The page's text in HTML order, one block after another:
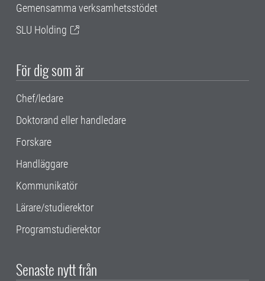
Gemensamma verksamhetsstödet
SLU Holding
För dig som är
Chef/ledare
Doktorand eller handledare
Forskare
Handläggare
Kommunikatör
Lärare/studierektor
Programstudierektor
Senaste nytt från